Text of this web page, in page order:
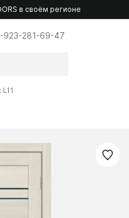
в своём регионе
923-281-69-47